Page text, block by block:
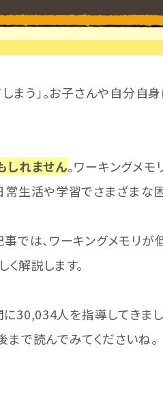
まう」。お子さんや自分自
しれません。ワーキングメ
生活や学習でさまざまな
では、ワーキングメモリ
解説します。
30,034人を指導してきま
で読んでみてくださいね。